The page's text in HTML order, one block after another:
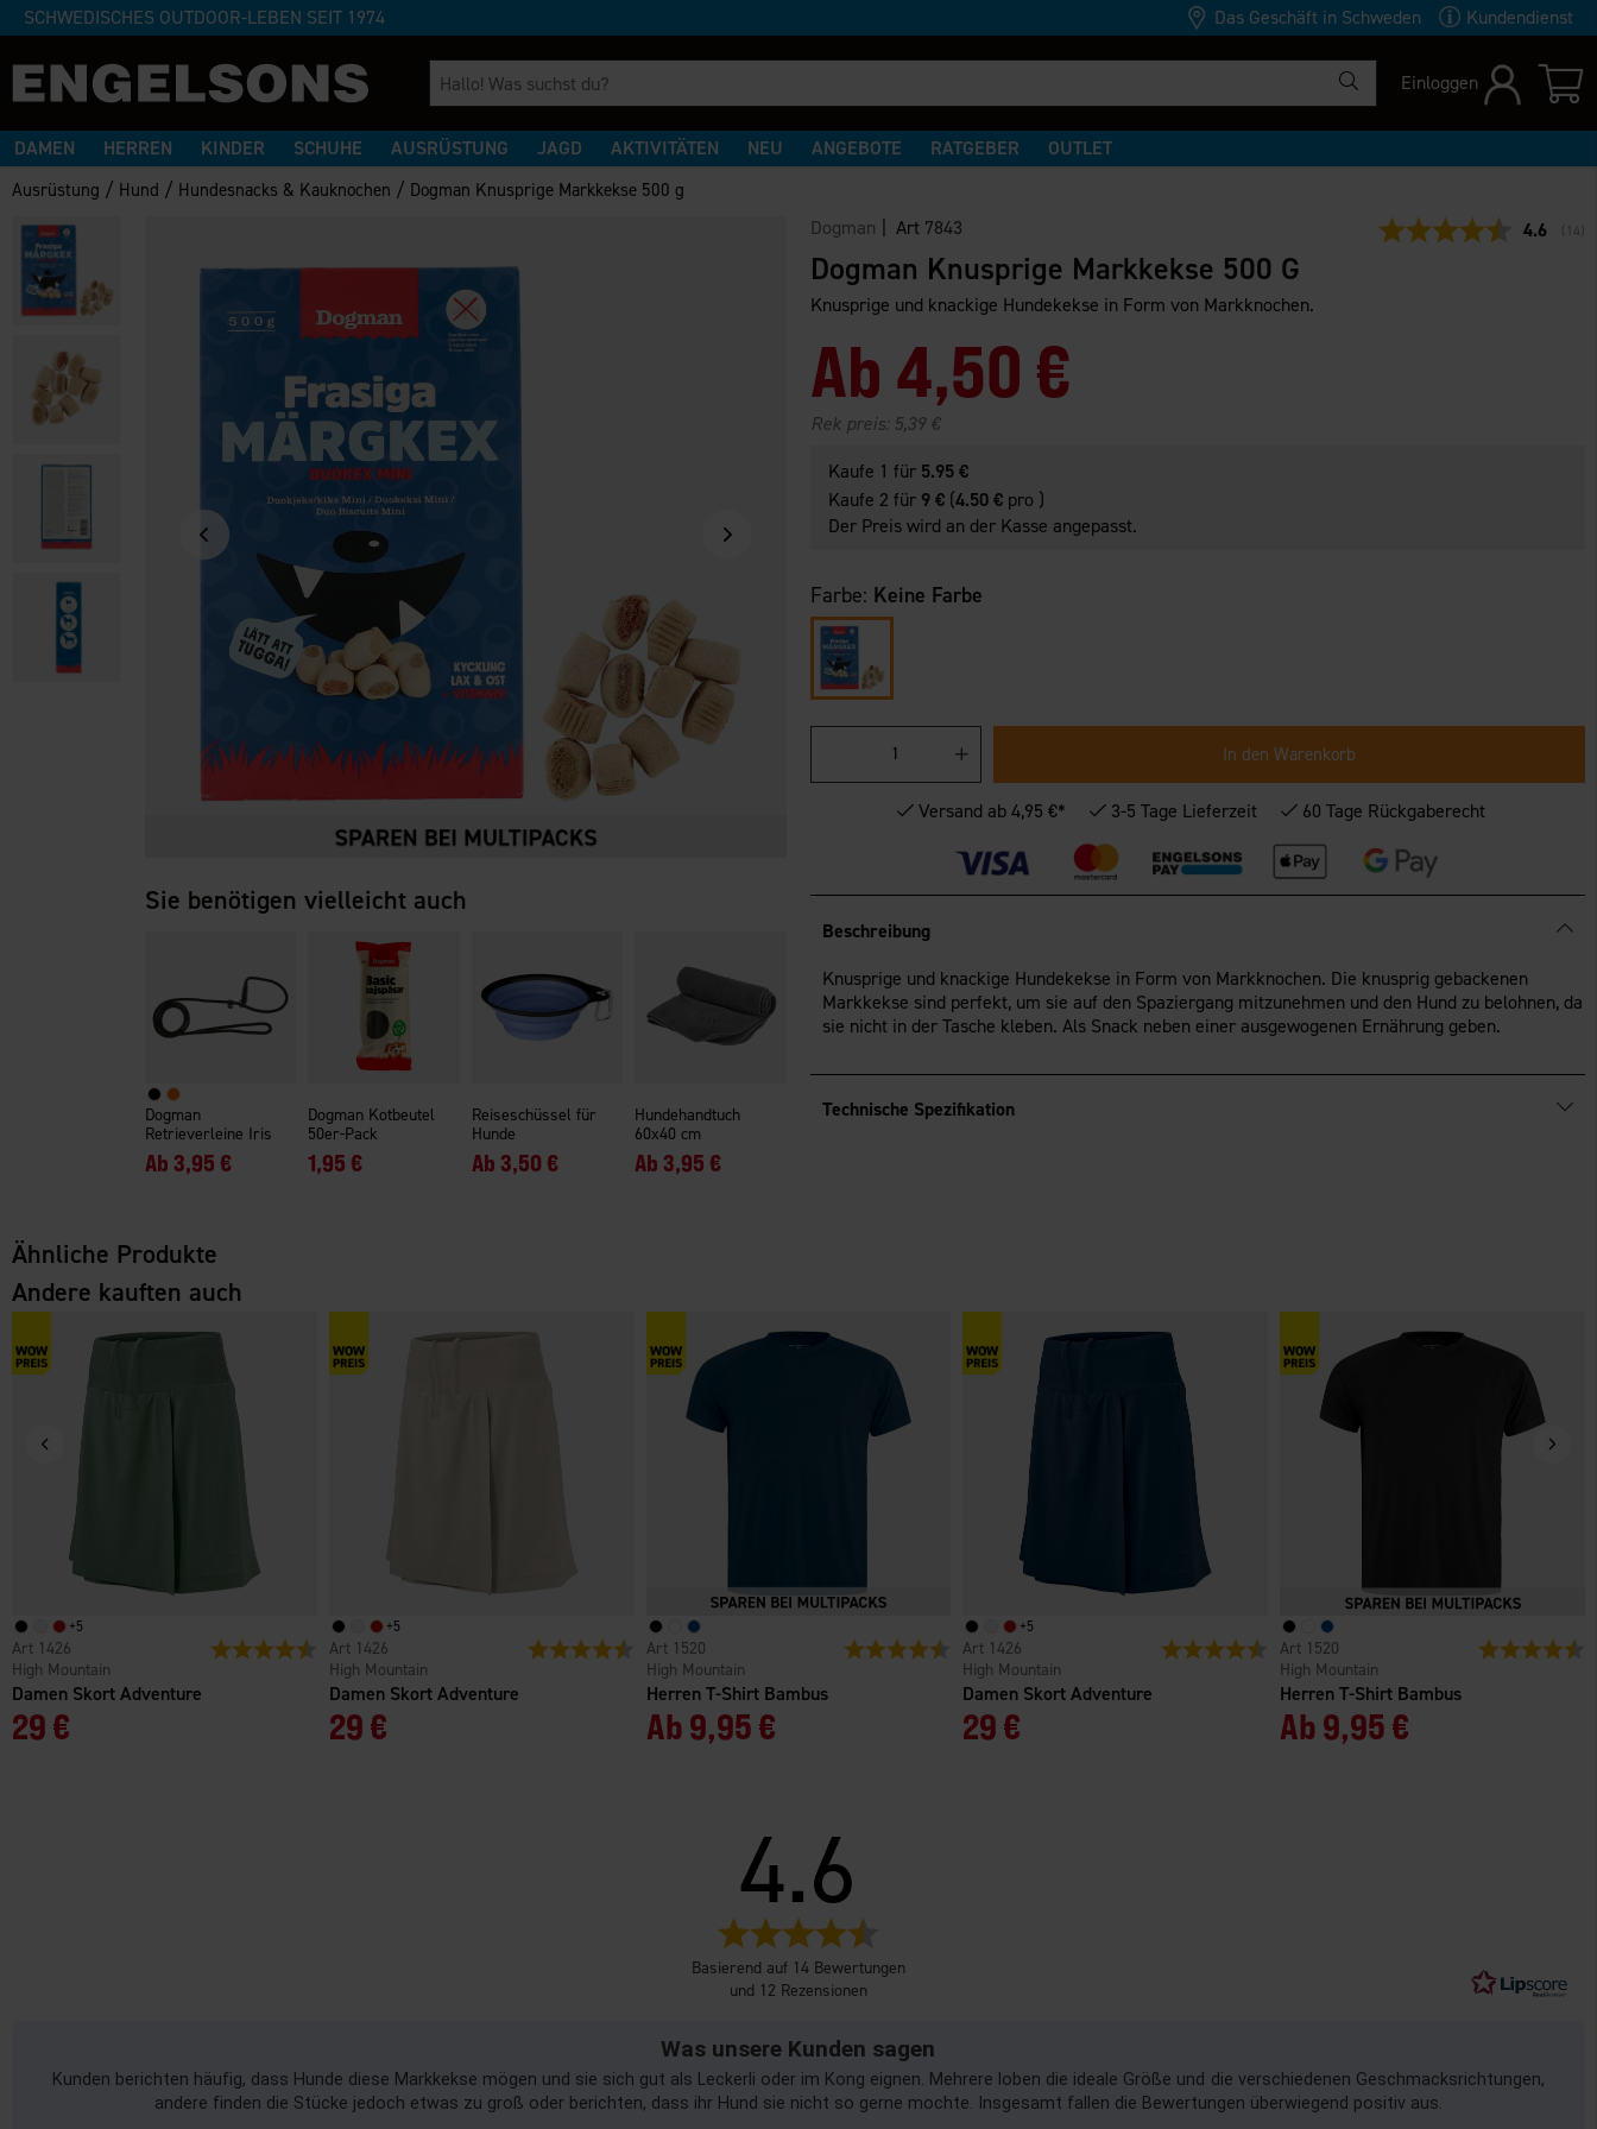
SCHWEDISCHES OUTDOOR-LEBEN SEIT 1974 Das Geschäft in Schweden Kundendienst
Einloggen
DAMEN HERREN KINDER SCHUHE AUSRÜSTUNG JAGD AKTIVITÄTEN NEU ANGEBOTE RATGEBER OUTLET
Ausrüstung / Hund / Hundesnacks & Kauknochen / Dogman Knusprige Markkekse 500 g
Sie benötigen vielleicht auch
Dogman
Retrieverleine Iris
Ab 3,95 €
Dogman Kotbeutel
50er-Pack
1,95 €
Reiseschüssel für
Hunde
Ab 3,50 €
Hundehandtuch
60x40 cm
Ab3,95 €
Dogman | Art 7843 4.6 ( 14
Dogman Knusprige Markkekse 500 G
Knusprige und knackige Hundekekse in Form von Markknochen.
Ab 4,50 €
Rek preis: 5,39 €
Kaufe 1 für 5.95 €
Kaufe 2 für 9 € (4.50 € pro )
Der Preis wird an der Kasse angepasst.
Farbe: Keine Farbe
In den Warenkorb
Versand ab 4,95 €* 3-5 Tage Lieferzeit 60 Tage Rückgaberecht
Beschreibung
Knusprige und knackige Hundekekse in Form von Markknochen. Die knusprig gebackenen
Markkekse sind perfekt, um sie auf den Spaziergang mitzunehmen und den Hund zu belohnen, da
sie nicht in der Tasche kleben. Als Snack neben einer ausgewogenen Ernährung geben.
Technische Spezifikation
Ähnliche Produkte
Andere kauften auch
+5
Damen Skort Adventure
High Mountain
1426
29 €
Bewertung: 4.7 von 5 Sternen
+5
Damen Skort Adventure
High Mountain
1426
29 €
Bewertung: 4.7 von 5 Sternen
Herren T-Shirt Bambus
High Mountain
1520
Ab9,95 €
Bewertung: 4.4 von 5 Sternen
+5
Damen Skort Adventure
High Mountain
1426
29 €
Bewertung: 4.7 von 5 Sternen
Herren T-Shirt Bambus
High Mountain
1520
Ab9,95 €
Bewertung:
4.6
von
Basierend auf 14 Bewertungen
und 12 Rezensionen
Was unsere Kunden sagen
Kunden berichten häufig, dass Hunde diese Markkekse mögen und sie sich gut als Leckerli oder im Kong eignen. Mehrere loben die ideale Größe und die verschiedenen Geschmacksrichtungen,
andere finden die Stücke jedoch etwas zu groß oder berichten, dass ihr Hund sie nicht so gerne mochte. Insgesamt fallen die Bewertungen überwiegend positiv aus.